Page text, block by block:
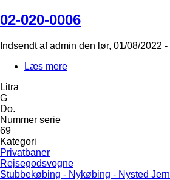
02-020-0006
Indsendt afadmin den lør, 01/08/2022
Læs mere
Litra
G
Do.
Nummer serie
69
Kategori
Privatbaner
Rejsegodsvogne
Stubbekøbing - Nykøbing - Nysted